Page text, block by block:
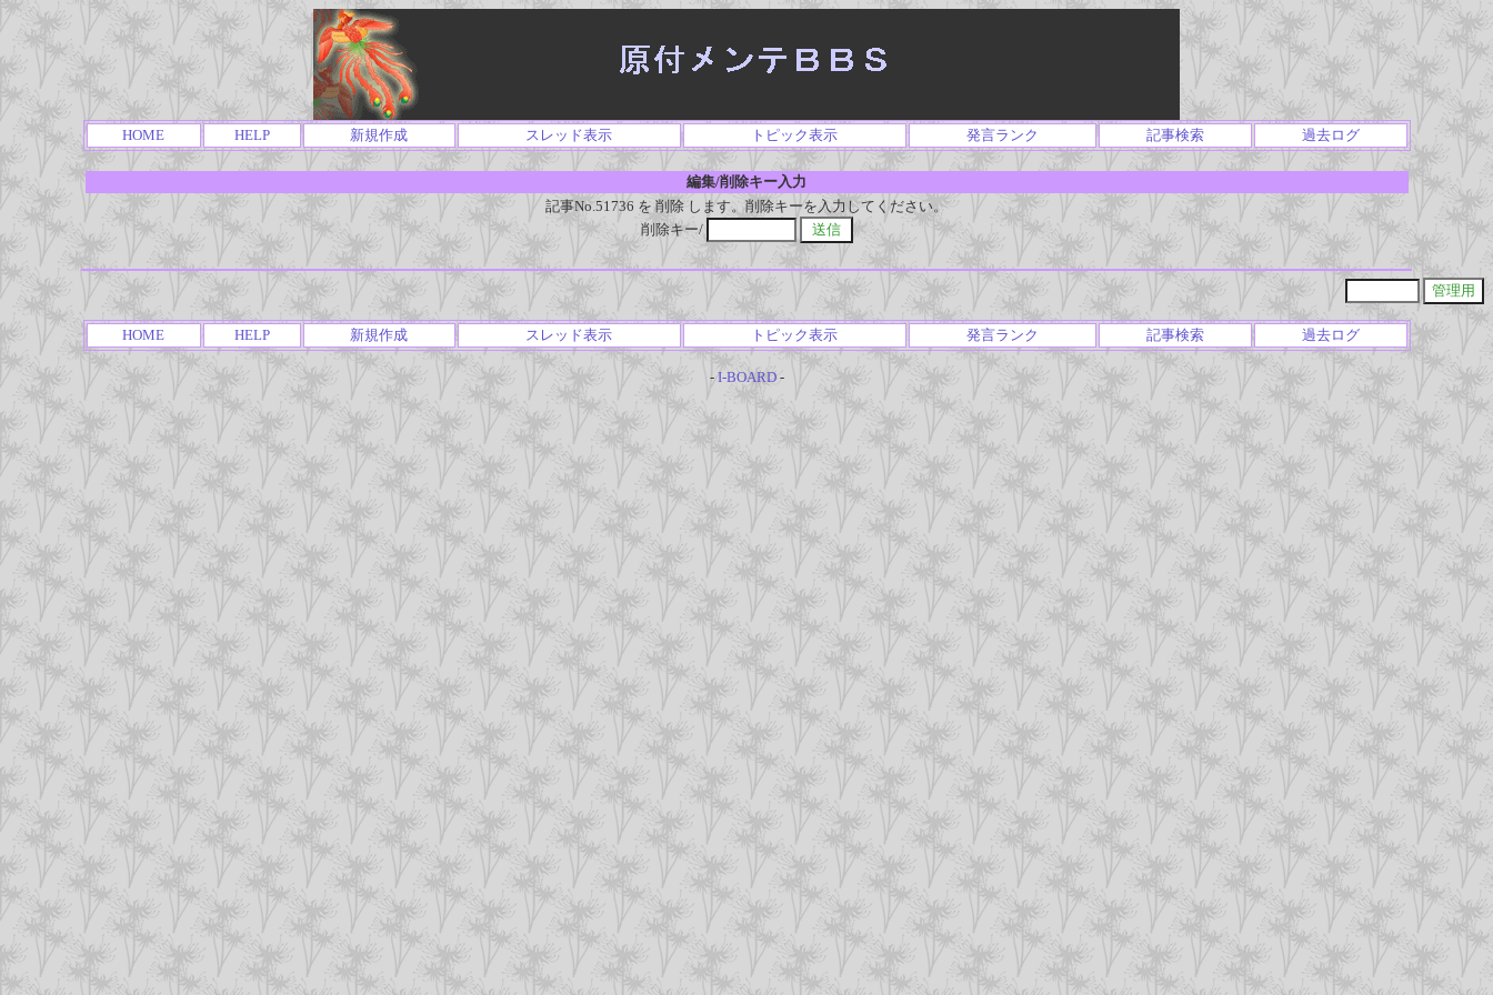
HOME HELP 新規作成 スレッド表示 トピック表示 発言ランク 記事検索 過去ログ
編集/削除キー入力
記事No.51736 を 削除 します。削除キーを入力してください。
削除キー/
HOME HELP 新規作成 スレッド表示 トピック表示 発言ランク 記事検索 過去ログ
- I-BOARD-